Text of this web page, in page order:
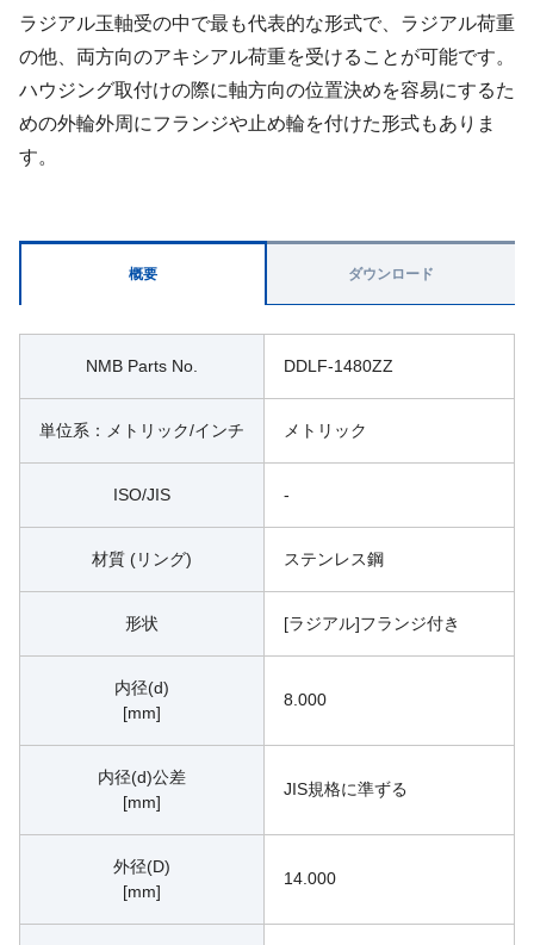
ラジアル玉軸受の中で最も代表的な形式で、ラジアル荷重
の他、両方向のアキシアル荷重を受けることが可能です。
ハウジング取付けの際に軸方向の位置決めを容易にするた
めの外輪外周にフランジや止め輪を付けた形式もありま
す。
概要
NMB Parts No. DDLF-1480ZZ
単位系：メトリック/インチ メトリック
ISO/JIS -
材質 (リング) ステンレス鋼
形状 [ラジアル]フランジ付き
内径(d)
[mm]
8.000
内径(d)公差
[mm]
JIS規格に準ずる
外径(D)
[mm]
14.000
ダウンロード